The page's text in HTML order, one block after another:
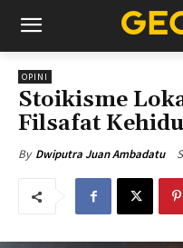
OPINI
Stoikisme
Filsafat
By Dwiputra Juan Ambadatu